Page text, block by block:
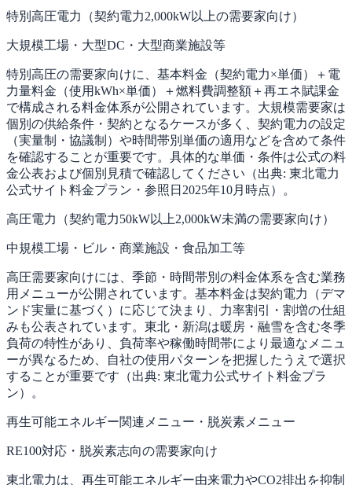
特別高圧電力（契約電力2,000kW以上の需要家向け）
大規模工場・大型DC・大型商業施設等
特別高圧の需要家向けに、基本料金（契約電力×単価）＋電
力量料金（使用kWh×単価）＋燃料費調整額＋再エネ賦課金
で構成される料金体系が公開されています。大規模需要家は
個別の供給条件・契約となるケースが多く、契約電力の設定
（実量制・協議制）や時間帯別単価の適用などを含めて条件
を確認することが重要です。具体的な単価・条件は公式の料
金公表および個別見積で確認してください（出典: 東北電力
公式サイト料金プラン・参照日2025年10月時点）。
高圧電力（契約電力50kW以上2,000kW未満の需要家向け）
中規模工場・ビル・商業施設・食品加工等
高圧需要家向けには、季節・時間帯別の料金体系を含む業務
用メニューが公開されています。基本料金は契約電力（デマ
ンド実量に基づく）に応じて決まり、力率割引・割増の仕組
みも公表されています。東北・新潟は暖房・融雪を含む冬季
負荷の特性があり、負荷率や稼働時間帯により最適なメニュ
ーが異なるため、自社の使用パターンを把握したうえで選択
することが重要です（出典: 東北電力公式サイト料金プラ
ン）。
再生可能エネルギー関連メニュー・脱炭素メニュー
RE100対応・脱炭素志向の需要家向け
東北電力は、再生可能エネルギー由来電力やCO2排出を抑制